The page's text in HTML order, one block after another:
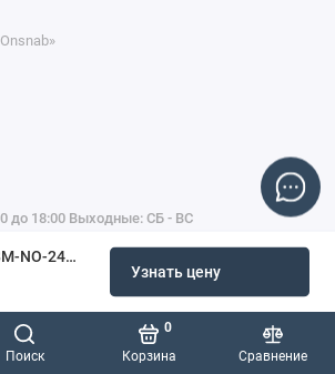
Поиск Корзина
0
Сравнение
Датчик Festo SIES-8M-NO-24V-K-10-M8D 551405
Узнать цену
до 18:00 Выходные: СБ - ВС